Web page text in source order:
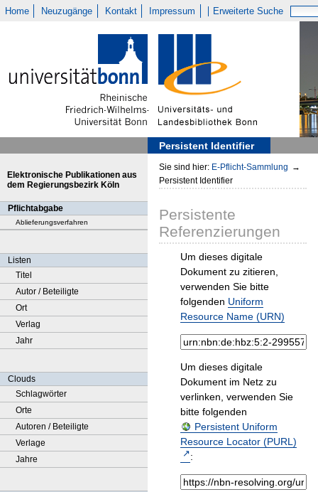
Home Neuzugänge Kontakt Impressum Erweiterte Suche
Persistent Identifier
Elektronische Publikationen aus
dem Regierungsbezirk Köln
Pflichtabgabe
Ablieferungsverfahren
Listen
Titel
Autor / Beteiligte
Ort
Verlag
Jahr
Clouds
Schlagwörter
Orte
Autoren / Beteiligte
Verlage
Jahre
Sie sind hier: E-Pflicht-Sammlung →
Persistent Identifier
Persistente
Referenzierungen
Um dieses digitale
Dokument zu zitieren,
verwenden Sie bitte
folgenden Uniform
Resource Name (URN)
Um dieses digitale
Dokument im Netz zu
verlinken, verwenden Sie
bitte folgenden
Persistent Uniform
Resource Locator (PURL)
: